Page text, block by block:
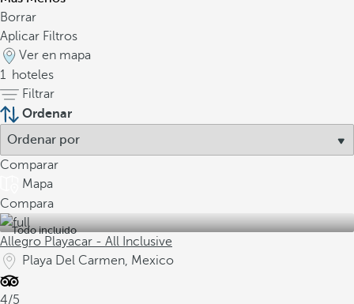
Borrar
Aplicar Filtros
Ver en mapa
1 hoteles
Filtrar
Ordenar
Comparar
Mapa
Compara
Todo incluido
Allegro Playacar - All Inclusive
Playa Del Carmen, Mexico
4/5